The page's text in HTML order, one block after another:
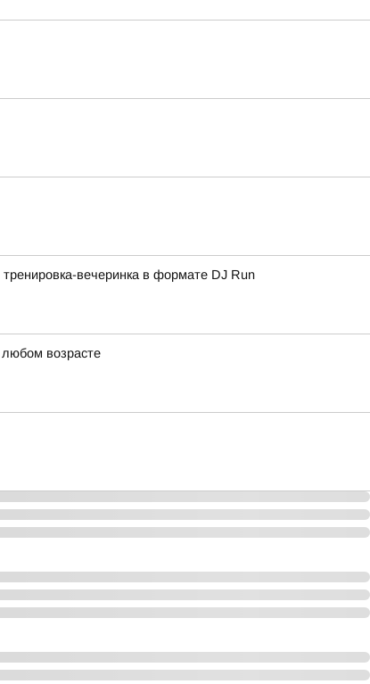
вечеринка в формате DJ Run
возрасте